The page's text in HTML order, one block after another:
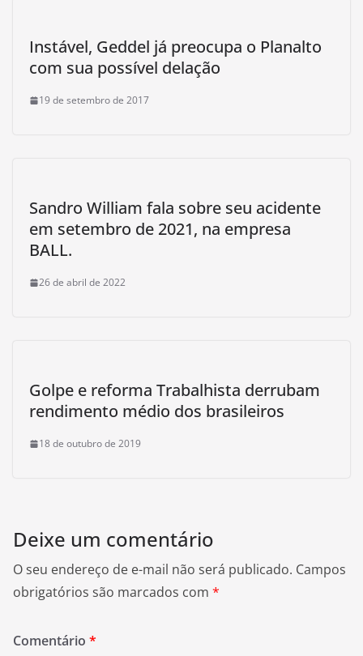
Instável, Geddel já preocupa o Planalto
com sua possível delação
19 de setembro de 2017
Sandro William fala sobre seu acidente
em setembro de 2021, na empresa
BALL.
26 de abril de 2022
Golpe e reforma Trabalhista derrubam
rendimento médio dos brasileiros
18 de outubro de 2019
Deixe um comentário
O seu endereço de e-mail não será publicado. Campos
obrigatórios são marcados com *
Comentário *